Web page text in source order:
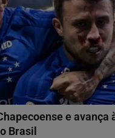
e avança
Brasil